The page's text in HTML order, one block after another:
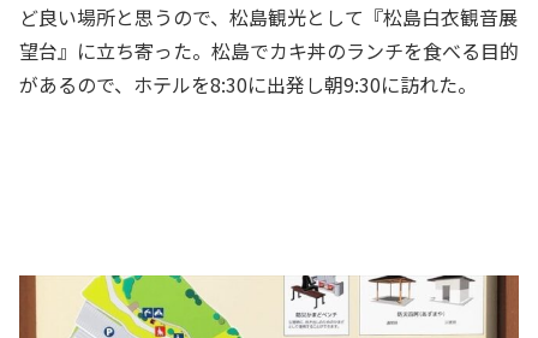
ど良い場所と思うので、松島観光として『松島白衣観音展
望台』に立ち寄った。松島でカキ丼のランチを食べる目的
があるので、ホテルを8:30に出発し朝9:30に訪れた。